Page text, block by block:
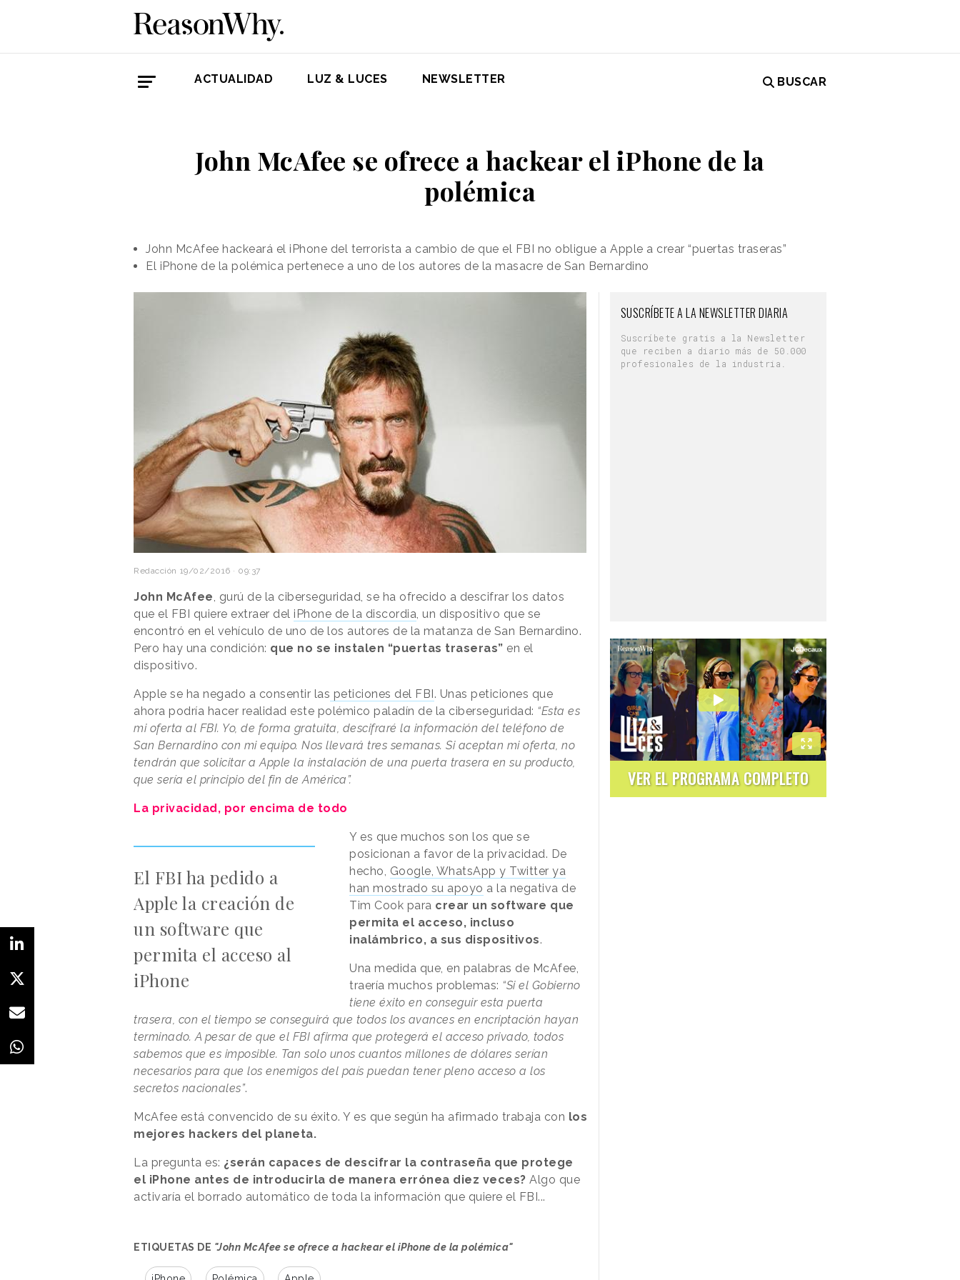
ACTUALIDAD LUZ & LUCES NEWSLETTER BUSCAR
John McAfee se ofrece a hackear el iPhone de la
polémica
John McAfee hackeará el iPhone del terrorista a cambio de que el FBI no obligue a Apple a crear “puertas traseras”
El iPhone de la polémica pertenece a uno de los autores de la masacre de San Bernardino
Redacción 19/02/2016 · 09:37
John McAfee , gurú de la ciberseguridad, se ha ofrecido a descifrar los datos
que el FBI quiere extraer del iPhone de la discordia , un dispositivo que se
encontró en el vehículo de uno de los autores de la matanza de San Bernardino.
Pero hay una condición: que no se instalen “puertas traseras” en el
dispositivo.
Apple se ha negado a consentir las peticiones del FBI. Unas peticiones que
ahora podría hacer realidad este polémico paladín de la ciberseguridad: “Esta es
mi oferta al FBI. Yo, de forma gratuita, descifraré la información del teléfono de
San Bernardino con mi equipo. Nos llevará tres semanas. Si aceptan mi oferta, no
tendrán que solicitar a Apple la instalación de una puerta trasera en su producto,
que sería el principio del fin de América”.
La privacidad, por encima de todo
El FBI ha pedido a
Apple la creación de
un software que
permita el acceso al
iPhone
Y es que muchos son los que se
posicionan a favor de la privacidad. De
hecho, Google, WhatsApp y Twitter ya
han mostrado su apoyo a la negativa de
Tim Cook para crear un software que
permita el acceso, incluso
inalámbrico, a sus dispositivos.
Una medida que, en palabras de McAfee,
traería muchos problemas: “Si el Gobierno
tiene éxito en conseguir esta puerta
trasera, con el tiempo se conseguirá que todos los avances en encriptación hayan
terminado. A pesar de que el FBI afirma que protegerá el acceso privado, todos
sabemos que es imposible. Tan solo unos cuantos millones de dólares serían
necesarios para que los enemigos del país puedan tener pleno acceso a los
secretos nacionales”.
McAfee está convencido de su éxito. Y es que según ha afirmado trabaja con los
mejores hackers del planeta.
La pregunta es: ¿serán capaces de descifrar la contraseña que protege
el iPhone antes de introducirla de manera errónea diez veces? Algo que
activaría el borrado automático de toda la información que quiere el FBI...
ETIQUETAS DE "John McAfee se ofrece a hackear el iPhone de la polémica"
SUSCRÍBETE A LA NEWSLETTER DIARIA
Suscríbete gratis a la Newsletter
que reciben a diario más de 50.000
profesionales de la industria.
VER EL PROGRAMA COMPLETO